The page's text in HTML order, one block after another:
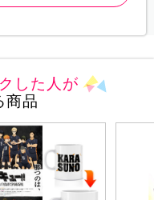
した人が
商品